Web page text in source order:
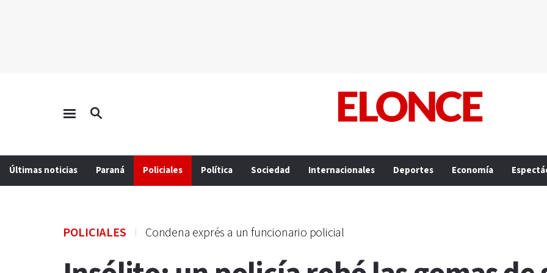
Últimas noticias Paraná Policiales Política Sociedad Internacionales Deportes Economía
POLICIALES Condena exprés a un funcionario policial